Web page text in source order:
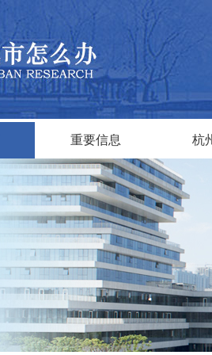
重要信息 杭